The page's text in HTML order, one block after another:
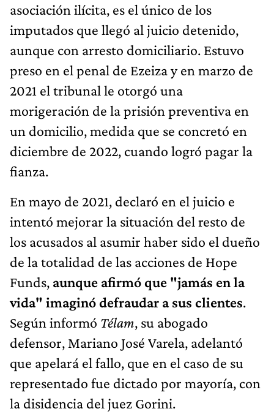
asociación ilícita, es el único de los
imputados que llegó al juicio detenido,
aunque con arresto domiciliario. Estuvo
preso en el penal de Ezeiza y en marzo de
2021 el tribunal le otorgó una
morigeración de la prisión preventiva en
un domicilio, medida que se concretó en
diciembre de 2022, cuando logró pagar la
fianza.
En mayo de 2021, declaró en el juicio e
intentó mejorar la situación del resto de
los acusados al asumir haber sido el dueño
de la totalidad de las acciones de Hope
Funds, aunque afirmó que "jamás en la
vida" imaginó defraudar a sus clientes.
Según informó Télam, su abogado
defensor, Mariano José Varela, adelantó
que apelará el fallo, que en el caso de su
representado fue dictado por mayoría, con
la disidencia del juez Gorini.